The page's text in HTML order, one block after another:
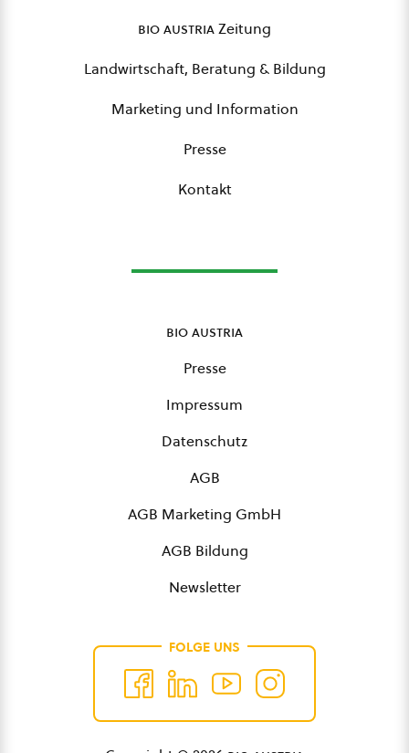
bio austriaZeitung
Landwirtschaft, Beratung & Bildung
Marketing und Information
Presse
Kontakt
bio austria
Presse
Impressum
Datenschutz
AGB
AGB Marketing GmbH
AGB Bildung
Newsletter
FOLGE UNS